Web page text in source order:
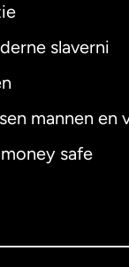
slaverni
mannen en
safe
English